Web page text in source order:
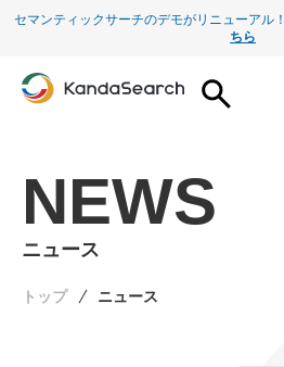
セマンティックサーチのデモがリニューアル！
ちら
NEWS
ニュース
トップ ニュース